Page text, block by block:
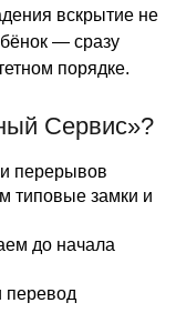
вскрытие не
— сразу
порядке.
Сервис»?
перерывов
типовые замки и
до начала